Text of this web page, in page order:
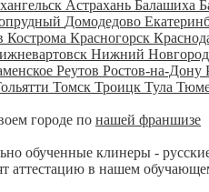
Астрахань Балашиха
Домодедово
Кострома Красногорск
Нижний Новгород
Реутов Ростов-на-Дону
Томск Троицк Тула
городе по нашей франшизе
обученные клинеры -
в нашем